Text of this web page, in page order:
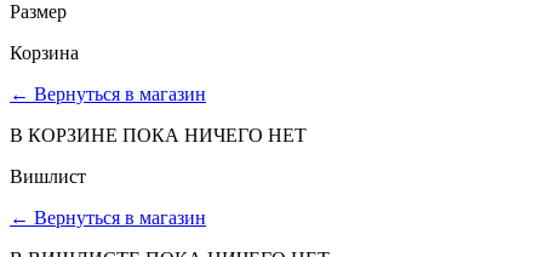
Размер
Корзина
← Вернуться в магазин
В КОРЗИНЕ ПОКА НИЧЕГО НЕТ
Вишлист
← Вернуться в магазин